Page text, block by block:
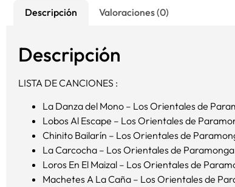
Descripción Valoraciones (0)
Descripción
LISTA DE CANCIONES :
La Danza del Mono – Los Orientales de
Lobos Al Escape – Los Orientales de
Chinito Bailarín – Los Orientales de
La Carcocha – Los Orientales de Paramonga
Loros En El Maizal – Los Orientales de
Machetes A La Caña – Los Orientales de